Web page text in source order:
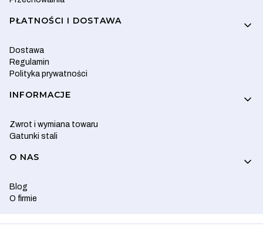
PŁATNOŚCI I DOSTAWA
Dostawa
Regulamin
Polityka prywatności
INFORMACJE
Zwrot i wymiana towaru
Gatunki stali
O NAS
Blog
O firmie